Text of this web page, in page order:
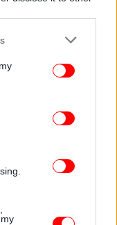
or more Google
You may click to
party tags to
in below Google
ανεργίας, για
ο κ.
2009 το